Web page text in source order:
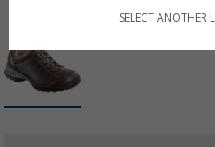
SELECT ANOTHER